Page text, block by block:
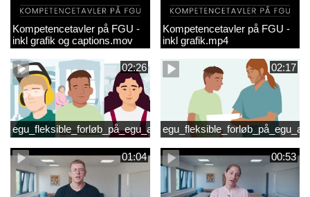
Kompetencetavler på FGU -
inkl grafik og captions.mov
Kompetencetavler på FGU -
inkl grafik.mp4
02:26
egu_fleksible_forløb_på_egu_animationsfilm_2
02:17
01:04 00:53